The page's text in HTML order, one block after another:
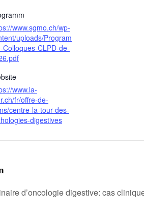
www.sgmo.ch/wp-
uploads/Program
Colloques-CLPD-de-
www.la-
fr/offre-de-
centre-la-tour-des-
digestives
d’oncologie digestive: cas